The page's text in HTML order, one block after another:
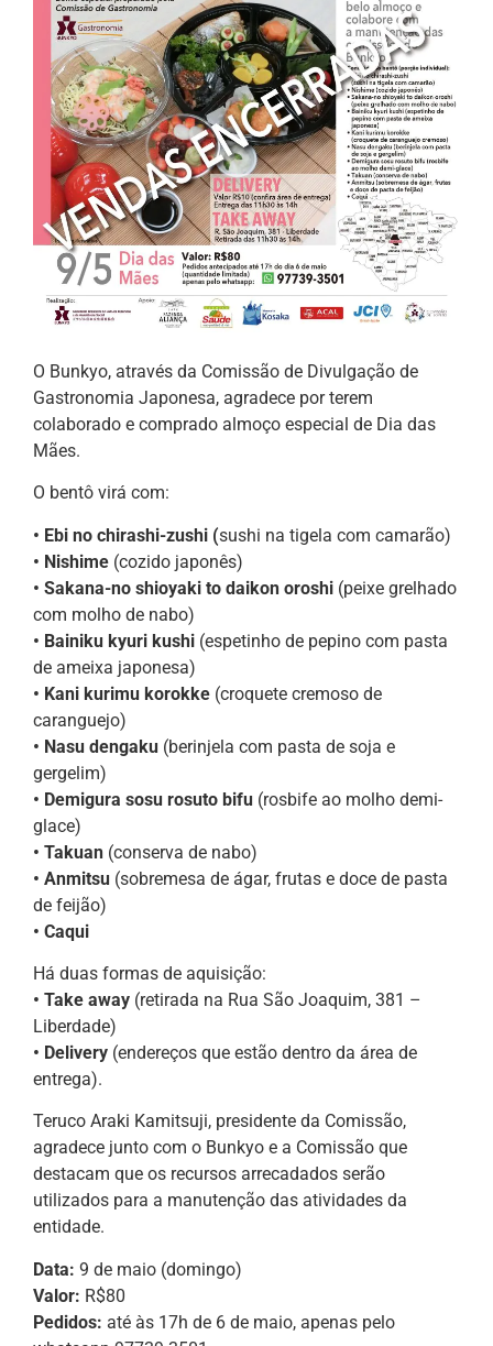
O Bunkyo, através da Comissão de Divulgação de
Gastronomia Japonesa, agradece por terem
colaborado e comprado almoço especial de Dia das
Mães.
O bentô virá com:
• Ebi no chirashi-zushi (sushi na tigela com camarão)
• Nishime (cozido japonês)
• Sakana-no shioyaki to daikon oroshi (peixe grelhado
com molho de nabo)
• Bainiku kyuri kushi (espetinho de pepino com pasta
de ameixa japonesa)
• Kani kurimu korokke (croquete cremoso de
caranguejo)
• Nasu dengaku (berinjela com pasta de soja e
gergelim)
• Demigura sosu rosuto bifu (rosbife ao molho demi-
glace)
• Takuan (conserva de nabo)
• Anmitsu (sobremesa de ágar, frutas e doce de pasta
de feijão)
• Caqui
Há duas formas de aquisição:
• Take away (retirada na Rua São Joaquim, 381 –
Liberdade)
• Delivery (endereços que estão dentro da área de
entrega).
Teruco Araki Kamitsuji, presidente da Comissão,
agradece junto com o Bunkyo e a Comissão que
destacam que os recursos arrecadados serão
utilizados para a manutenção das atividades da
entidade.
Data: 9 de maio (domingo)
Valor: R$80
Pedidos: até às 17h de 6 de maio, apenas pelo